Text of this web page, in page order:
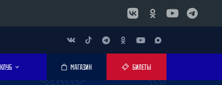
КЛУБ МАГАЗИН БИЛЕТЫ